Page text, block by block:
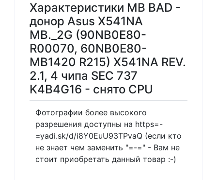
Характеристики MB BAD -
донор Asus X541NA
MB._2G (90NB0E80-
R00070, 60NB0E80-
MB1420 R215) X541NA REV.
2.1, 4 чипа SEC 737
K4B4G16 - снято CPU
Фотографии более высокого
разрешения доступны на https=-
=yadi.sk/d/i8Y0EuU93TPvaQ (если кто
не знает чем заменить "=-=" - Вам не
стоит приобретать данный товар :-)